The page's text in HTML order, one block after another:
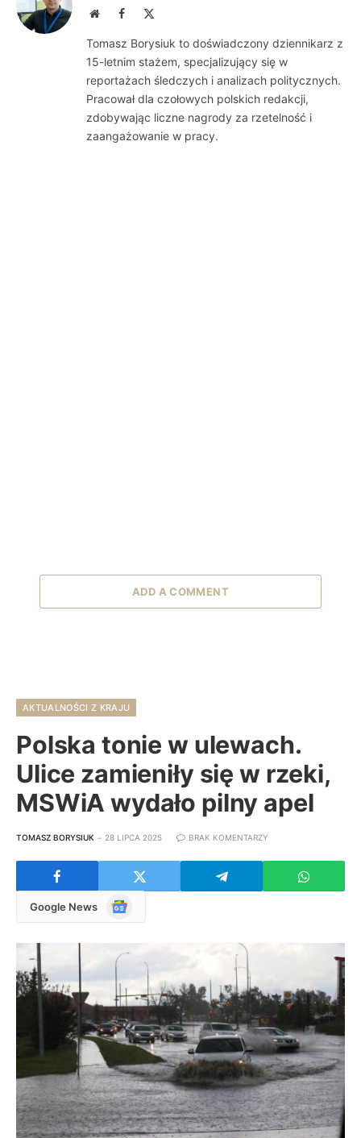
WebsiteFacebook
Tomasz Borysiuk to doświadczony dziennikarz z
15-letnim stażem, specjalizujący się w
reportażach śledczych i analizach politycznych.
Pracował dla czołowych polskich redakcji,
zdobywając liczne nagrody za rzetelność i
zaangażowanie w pracy.
ADD A COMMENT
AKTUALNOŚCI Z KRAJU
Polska tonie w ulewach.
Ulice zamieniły się w rzeki,
MSWiA wydało pilny apel
TOMASZ BORYSIUK 28 LIPCA 2025 BRAK KOMENTARZY
Google News
Google